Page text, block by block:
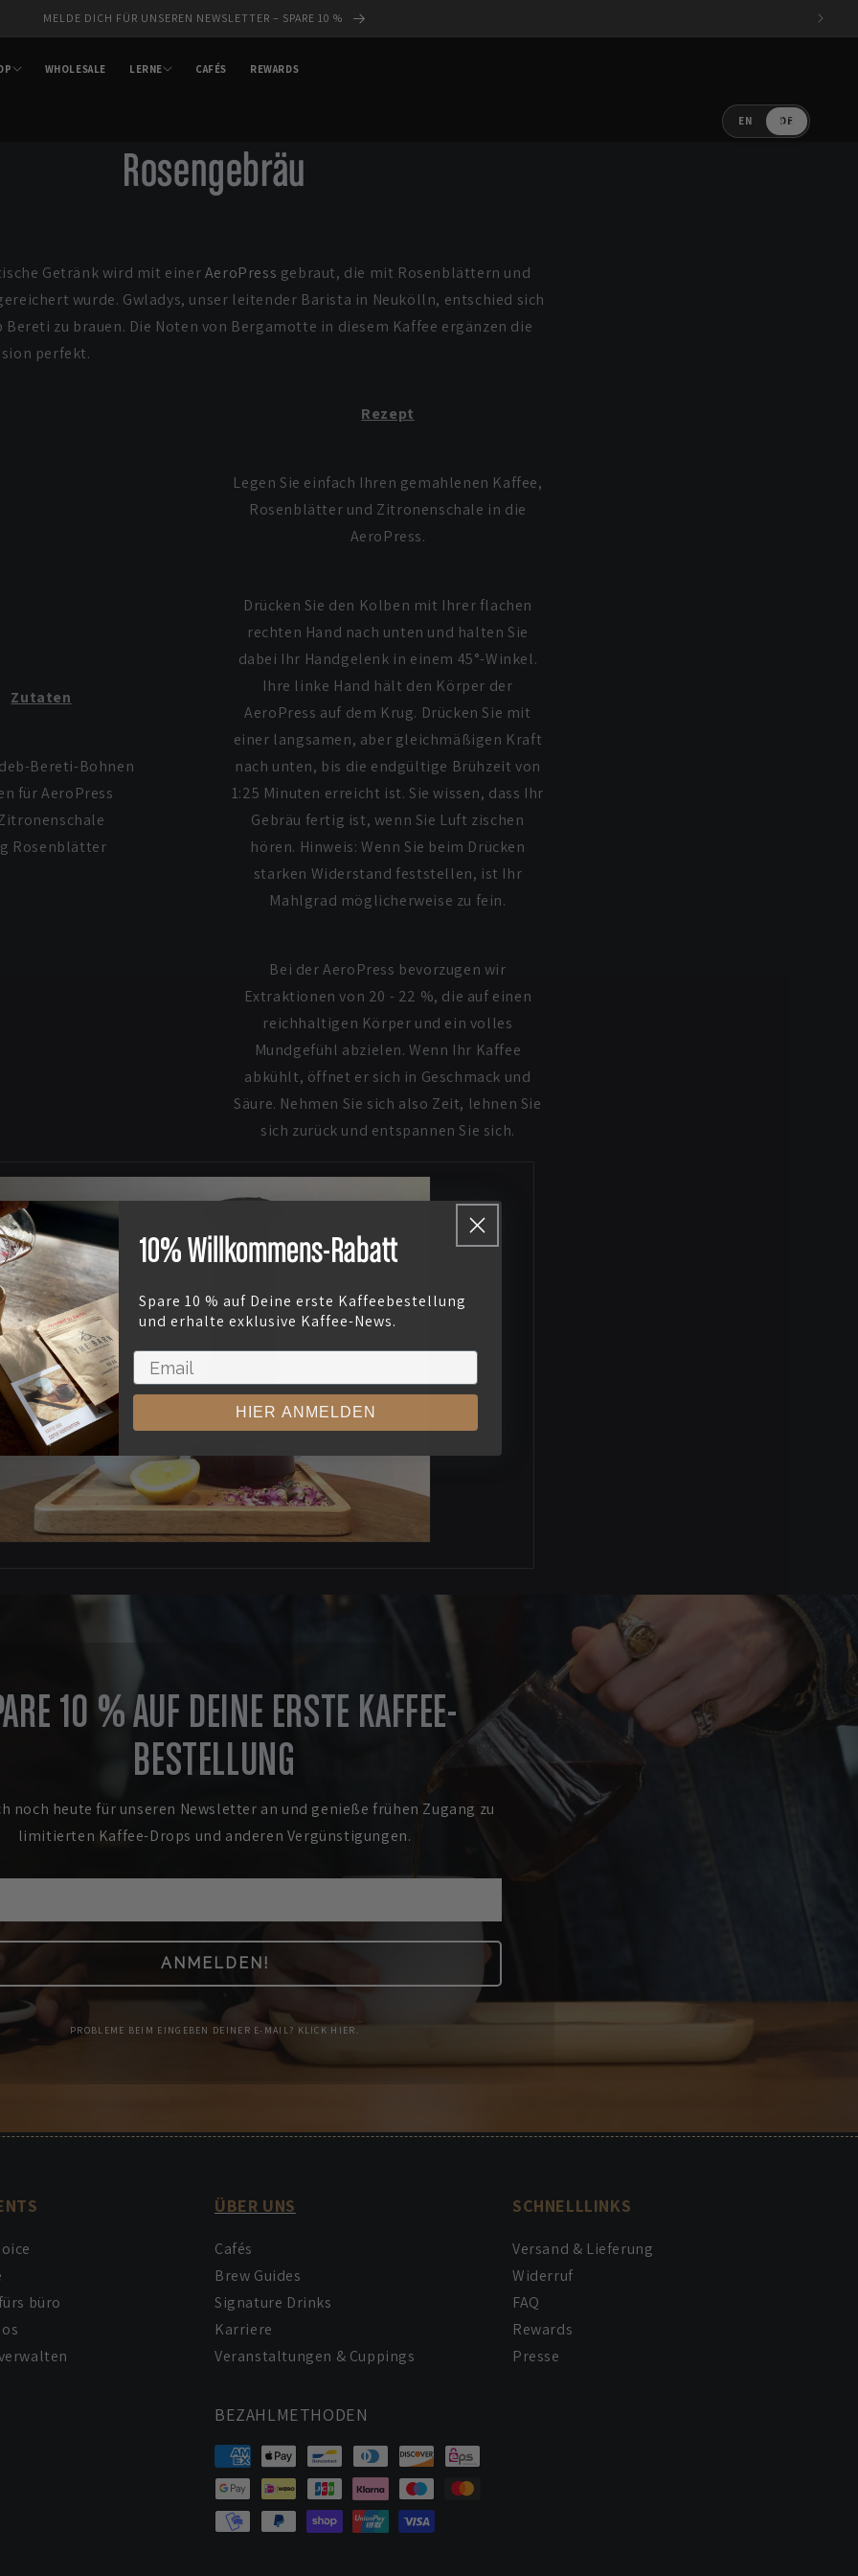
MELDE DICH FÜR UNSEREN NEWSLETTER – SPARE 10 %
WHOLESALE LERNE CAFÉS REWARDS
Sprache
EN DE
Einloggen
Warenkorb
Rosengebräu
Getränk wird mit einerAeroPress gebraut, die mit Rosenblättern und
wurde. Gwladys, unser leitender Barista in Neukölln, entschied sich
Bereti zu brauen. Die Noten von Bergamotte in diesem Kaffee ergänzen die
perfekt.
Zutaten
Bereti-Bohnen
für AeroPress
Rosenblätter
Rezept
Legen Sie einfach Ihren gemahlenen Kaffee,
Rosenblätter und Zitronenschale in die
AeroPress.
Drücken Sie den Kolben mit Ihrer flachen
rechten Hand nach unten und halten Sie
dabei Ihr Handgelenk in einem 45°-Winkel.
Ihre linke Hand hält den Körper der
AeroPress auf dem Krug. Drücken Sie mit
einer langsamen, aber gleichmäßigen Kraft
nach unten, bis die endgültige Brühzeit von
1:25 Minuten erreicht ist. Sie wissen, dass Ihr
Gebräu fertig ist, wenn Sie Luft zischen
hören. Hinweis: Wenn Sie beim Drücken
starken Widerstand feststellen, ist Ihr
Mahlgrad möglicherweise zu fein.
Bei der AeroPress bevorzugen wir
Extraktionen von 20 - 22 %, die auf einen
reichhaltigen Körper und ein volles
Mundgefühl abzielen. Wenn Ihr Kaffee
abkühlt, öffnet er sich in Geschmack und
Säure. Nehmen Sie sich also Zeit, lehnen Sie
sich zurück und entspannen Sie sich.
10 % AUF DEINE ERSTE KAFFEE-
BESTELLUNG
noch heute für unseren Newsletter an und genieße frühen Zugang zu
limitierten Kaffee-Drops und anderen Vergünstigungen.
ANMELDEN!
PROBLEME BEIM EINGEBEN DEINER E-MAIL? KLICK HIER.
büro
ÜBER UNS
Cafés
Brew Guides
Signature Drinks
Karriere
Veranstaltungen & Cuppings
SCHNELLLINKS
Versand & Lieferung
Widerruf
FAQ
Rewards
Presse
BEZAHLMETHODEN
10% Willkommens-Rabatt
Spare 10 % auf Deine erste Kaffeebestellung
und erhalte exklusive Kaffee-News.
HIER ANMELDEN